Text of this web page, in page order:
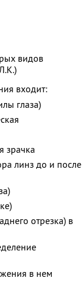
видов
входит:
глаза)
зрачка
линз до и после
отрезка) в
в нем